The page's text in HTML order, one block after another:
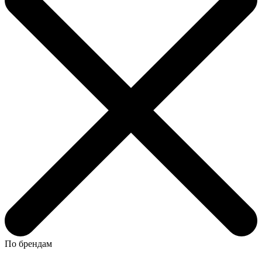
По брендам